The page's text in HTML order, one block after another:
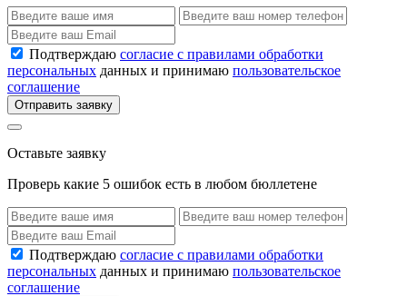
Подтверждаю согласие с правилами обработки
персональных данных и принимаю пользовательское
соглашение
Отправить заявку
Оставьте заявку
Проверь какие 5 ошибок есть в любом бюллетене
Подтверждаю согласие с правилами обработки
персональных данных и принимаю пользовательское
соглашение